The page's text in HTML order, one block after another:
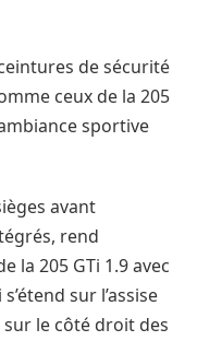
de sécurité
ceux de la 205
sportive
avant
rend
la 205 GTi 1.9 avec
sur l’assise
sur le côté droit des